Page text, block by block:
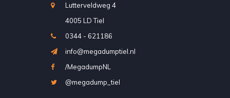
Lutterveldweg 4
4005 LD Tiel
0344 - 621186
info@megadumptiel.nl
/MegadumpNL
@megadump_tiel